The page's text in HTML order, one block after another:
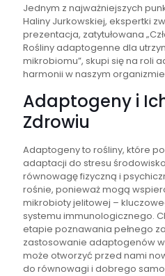
Jednym z najważniejszych
Haliny Jurkowskiej, ekspertki
prezentacja, zatytułowana
Rośliny adaptogenne dla
mikrobiomu”, skupi się na roli
harmonii w naszym
Adaptogeny i
Zdrowiu
Adaptogeny to rośliny, które
adaptacji do stresu
równowagę fizyczną i
rośnie, ponieważ mogą
mikrobioty jelitowej –
systemu immunologicznego.
etapie poznawania pełnego
zastosowanie adaptogenów
może otworzyć przed nami
do równowagi i dobrego